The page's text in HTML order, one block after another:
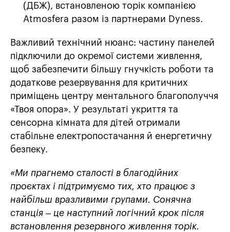
(ДБЖ), встановленою торік компанією
Atmosfera разом із партнерами Dyness.
Важливий технічний нюанс: частину панелей
підключили до окремої системи живлення,
щоб забезпечити більшу гнучкість роботи та
додаткове резервування для критичних
приміщень центру ментального благополуччя
«Твоя опора». У результаті укриття та
сенсорна кімната для дітей отримали
стабільне електропостачання й енергетичну
безпеку.
«Ми прагнемо сталості в благодійних
проєктах і підтримуємо тих, хто працює з
найбільш вразливими групами. Сонячна
станція – це наступний логічний крок після
встановлення резервного живлення торік.